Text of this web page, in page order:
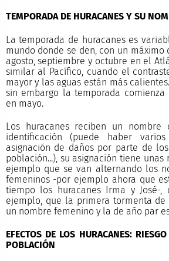
TEMPORADA DE HURACANES Y SU
La temporada de huracanes es
mundo donde se den, con un máximo
agosto, septiembre y octubre en el
similar al Pacífico, cuando el
mayor y las aguas están más
sin embargo la temporada
en mayo.
Los huracanes reciben un nombre
identificación (puede haber
asignación de daños por parte de
población...), su asignación tiene
ejemplo que se van alternando los
femeninos -por ejemplo ahora que
tiempo los huracanes Irma y José-,
ejemplo, que la primera tormenta
un nombre femenino y la de año par
EFECTOS DE LOS HURACANES:
POBLACIÓN